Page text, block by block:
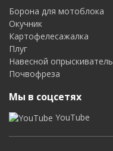
Борона для мотоблока
Окучник
Картофелесажалка
Плуг
Навесной опрыскиватель
Почвофреза
Мы в соцсетях
YouTube